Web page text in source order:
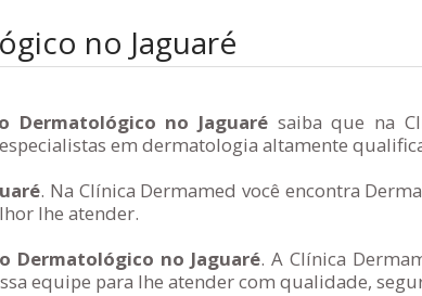
no Jaguaré
Dermatológico no Jaguarésaiba que na
em dermatologia altamente
. Na Clínica Dermamed você encontra
lhe atender.
Dermatológico no Jaguaré. A Clínica
equipe para lhe atender com qualidade,